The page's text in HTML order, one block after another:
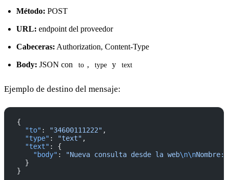
Método: POST
URL: endpoint del proveedor
Cabeceras: Authorization, Content-Type
Body: JSON con to , type y text
Ejemplo de destino del mensaje:
{
  "to"
: "34600111222" ,
  "type"
: "text" ,
  "text"
: {
    "body"
: "Nueva consulta desde la web\n\n
  }
}